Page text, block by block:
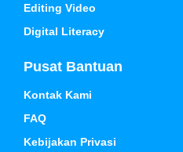
Editing Video
Digital Literacy
Pusat Bantuan
Kontak Kami
FAQ
Kebijakan Privasi